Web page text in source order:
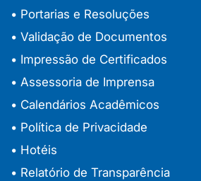
• Portarias e Resoluções
• Validação de Documentos
• Impressão de Certificados
• Assessoria de Imprensa
• Calendários Acadêmicos
• Política de Privacidade
• Hotéis
• Relatório de Transparência